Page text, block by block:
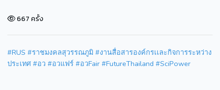
667 ครั้ง
#RUS #ราชมงคลสุวรรณภูมิ #งานสื่อสารองค์กรเเละกิจการระหว่าง
ประเทศ #อว #อวแฟร์ #อวFair #FutureThailand #SciPower